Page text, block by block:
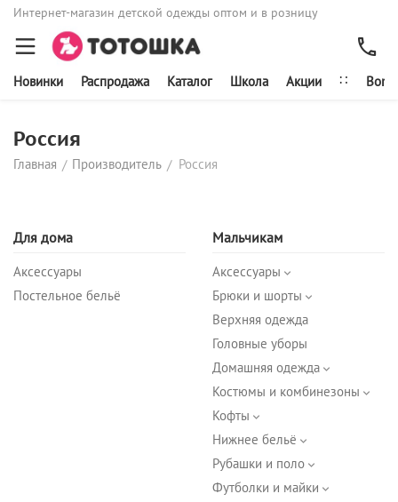
Интернет-магазин детской одежды оптом и в розницу
Новинки Распродажа Каталог Школа Акции ∷
Россия
Главная / Производитель / Россия
Для дома
Аксессуары
Постельное бельё
Мальчикам
Аксессуары
Брюки и шорты
Верхняя одежда
Головные уборы
Домашняя одежда
Костюмы и комбинезоны
Кофты
Нижнее бельё
Рубашки и поло
Футболки и майки